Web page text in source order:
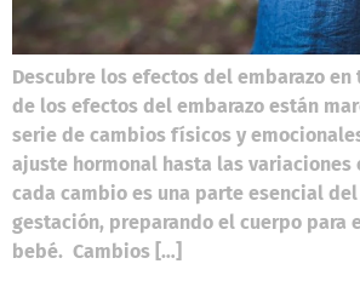
Descubre los efectos del embarazo en
de los efectos del embarazo están
serie de cambios físicos y
ajuste hormonal hasta las variaciones
cada cambio es una parte esencial
gestación, preparando el cuerpo para
bebé. Cambios […]